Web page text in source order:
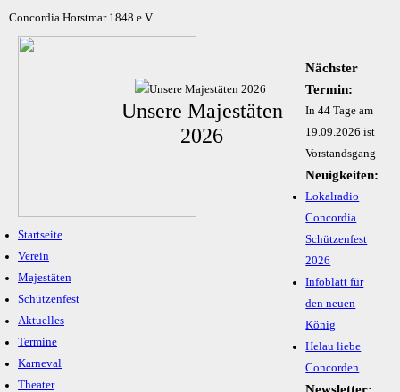
Concordia Horstmar 1848 e.V.
Startseite
Verein
Majestäten
Schützenfest
Aktuelles
Termine
Karneval
Theater
Unsere Majestäten
2026
Nächster
Termin:
In 44 Tage am
19.09.2026 ist
Vorstandsgang
Neuigkeiten:
Lokalradio
Concordia
Schützenfest
2026
Infoblatt für
den neuen
König
Helau liebe
Concorden
Newsletter: